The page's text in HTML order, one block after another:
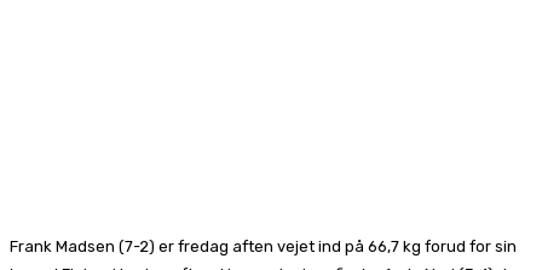
Frank Madsen (7-2) er fredag aften vejet ind på 66,7 kg forud for sin